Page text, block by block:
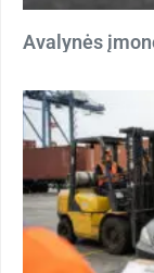
Avalynės